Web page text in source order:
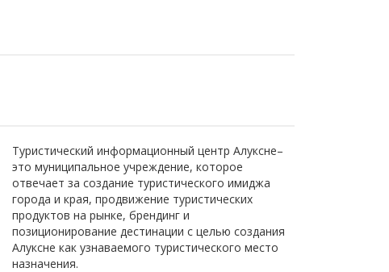
Туристический информационный центр Алуксне–
это муниципальное учреждение, которое
отвечает за создание туристического имиджа
города и края, продвижение туристических
продуктов на рынке, брендинг и
позиционирование дестинации с целью создания
Алуксне кaк узнаваемого туристического место
назначения.